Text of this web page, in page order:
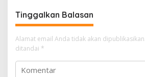
Tinggalkan Balasan
Alamat email Anda tidak akan dipublikasikan.
ditandai *